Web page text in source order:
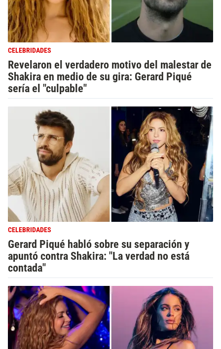
CELEBRIDADES
Revelaron el verdadero motivo del malestar de
Shakira en medio de su gira: Gerard Piqué
sería el "culpable"
CELEBRIDADES
Gerard Piqué habló sobre su separación y
apuntó contra Shakira: "La verdad no está
contada"